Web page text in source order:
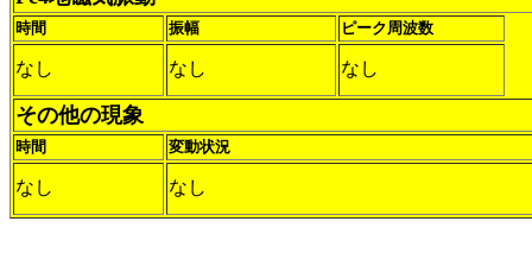
時間 振幅 ピーク周波数
なし なし なし
その他の現象
時間 変動状況
なし なし